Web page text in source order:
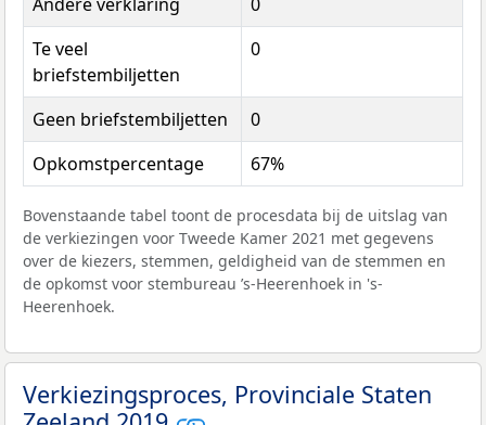
Te veel
briefstembiljetten
0
Geen briefstembiljetten
0
Opkomstpercentage
67%
Bovenstaande tabel toont de procesdata bij de uitslag van
de verkiezingen voor Tweede Kamer 2021 met gegevens
over de kiezers, stemmen, geldigheid van de stemmen en
de opkomst voor stembureau ’s-Heerenhoek in 's-
Heerenhoek.
Verkiezingsproces, Provinciale Staten